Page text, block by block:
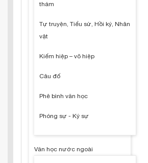
thám
Tự truyện, Tiểu sử, Hồi ký, Nhân
vật
Kiếm hiệp – võ hiệp
Câu đố
Phê bình văn học
Phóng sự - Ký sự
Văn học nước ngoài